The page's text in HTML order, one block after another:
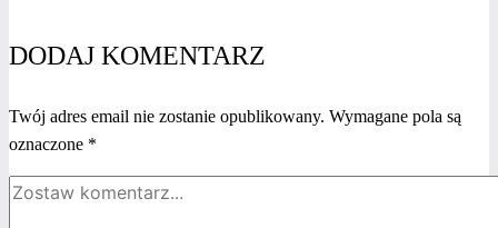
po więcej
DODAJ KOMENTARZ
Twój adres email nie zostanie opublikowany. Wymagane pola są
oznaczone *